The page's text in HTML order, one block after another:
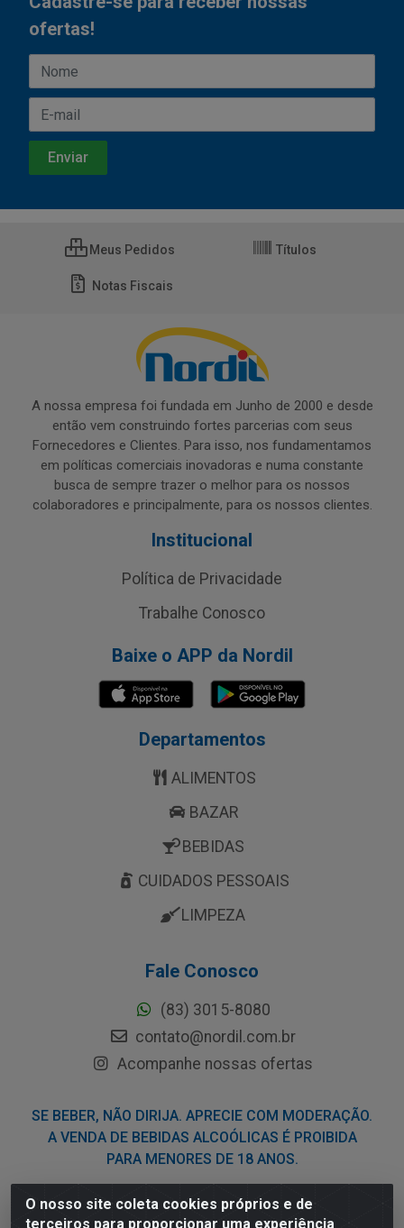
O nosso site coleta cookies próprios e de
terceiros para proporcionar uma experiência
ofertas!
Meus Pedidos Títulos
Notas Fiscais
A nossa empresa foi fundada em Junho de 2000 e desde
então vem construindo fortes parcerias com seus
Fornecedores e Clientes. Para isso, nos fundamentamos
em políticas comerciais inovadoras e numa constante
busca de sempre trazer o melhor para os nossos
colaboradores e principalmente, para os nossos clientes.
Institucional
Política de Privacidade
Trabalhe Conosco
Baixe o APP da Nordil
Departamentos
ALIMENTOS
BAZAR
BEBIDAS
CUIDADOS PESSOAIS
LIMPEZA
Fale Conosco
(83) 3015-8080
contato@nordil.com.br
Acompanhe nossas ofertas
SE BEBER, NÃO DIRIJA. APRECIE COM MODERAÇÃO.
A VENDA DE BEBIDAS ALCOÓLICAS É PROIBIDA
PARA MENORES DE 18 ANOS.
Nordil Distribuidora - Avenida Liberdade, 2738, Bloco F -